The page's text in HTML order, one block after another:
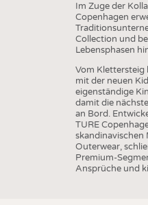
AUSSCHREIBUNGEN
DTV AUSSCHREIBUNGSDIENST
ADRESSEN & LINKS
PUBLIKATIONEN
Im Zuge der
Copenhagen
Collection und
Lebensphasen
Vom Klettersteig
mit der neuen
eigenständige
damit die
an Bord.
TURE
Outerwear,
Premium-
Ansprüche und